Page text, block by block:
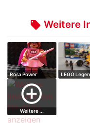
local_offer Weitere
Rosa Power
Batgirl Minifigur …
LEGO
add_circle_outline
Weitere ...